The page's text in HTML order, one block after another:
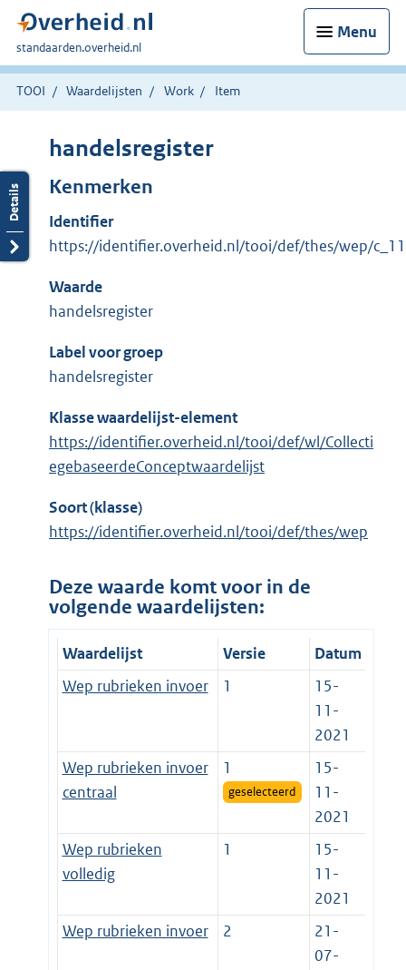
Menu
U
bent
hier:
standaarden.overheid.nl
TOOI Waardelijsten Work Item
handelsregister
Kenmerken
Identifier
https://identifier.overheid.nl/tooi/def/thes/wep/
Waarde
handelsregister
Label voor groep
handelsregister
Klasse waardelijst-element
https://identifier.overheid.nl/tooi/def/wl/Collecti
egebaseerdeConceptwaardelijst
Soort (klasse)
https://identifier.overheid.nl/tooi/def/thes/wep
Deze waarde komt voor in de
volgende waardelijsten:
Waardelijst Versie
Datum
Wep rubrieken invoer
1
15-
11-
2021
Wep rubrieken invoer
centraal
1
geselecteerd
15-
11-
2021
Wep rubrieken
volledig
1
15-
11-
2021
Wep rubrieken invoer
2
21-
07-